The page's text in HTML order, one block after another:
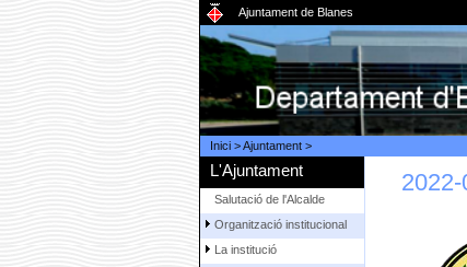
Ajuntament de Blanes
Inici>Ajuntament>
L'Ajuntament
Salutació de l'Alcalde
Organització institucional
La institució